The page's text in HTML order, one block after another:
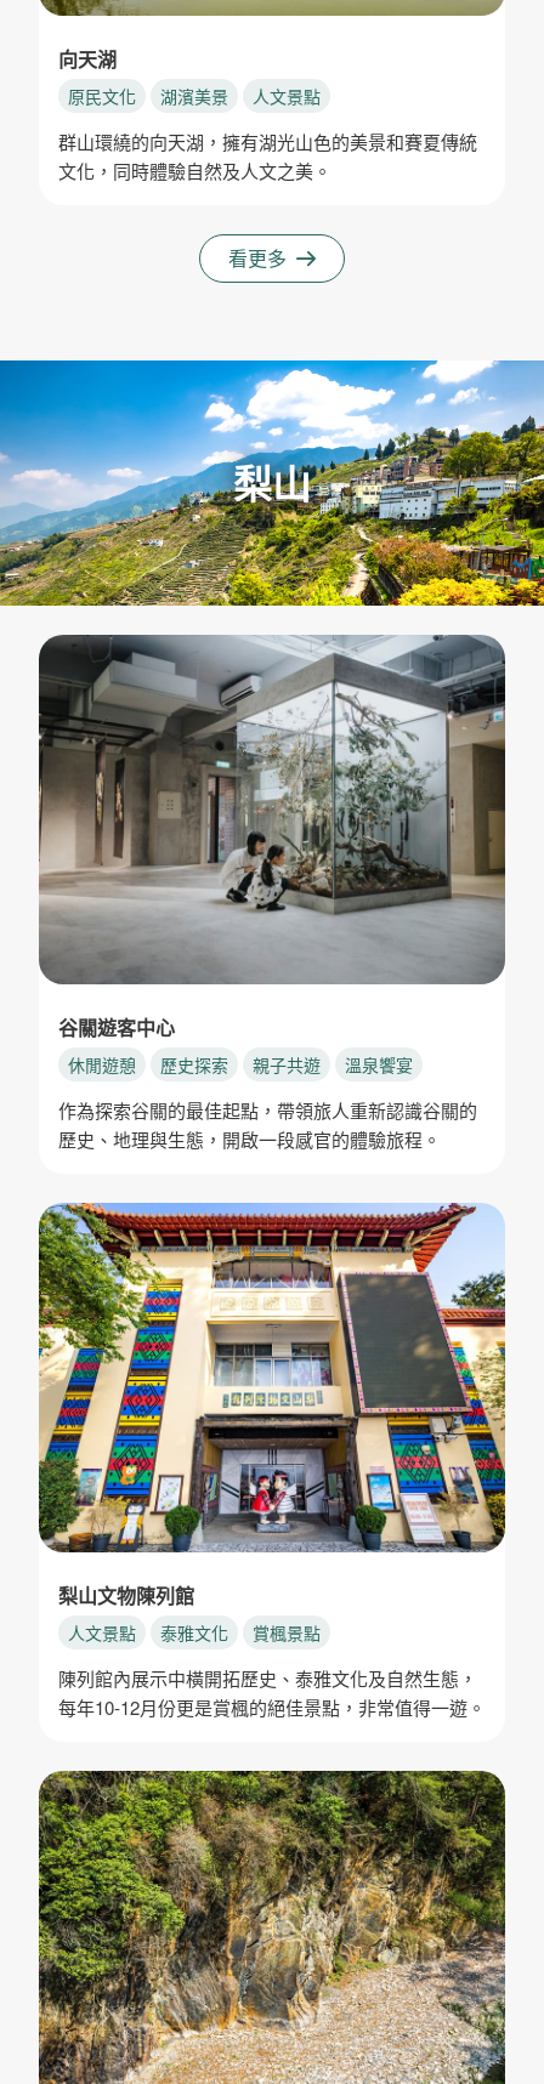
向天湖
原民文化 湖濱美景 人文景點
群山環繞的向天湖，擁有湖光山色的美景和賽夏傳統
文化，同時體驗自然及人文之美。
看更多
梨山
谷關遊客中心
休閒遊憩 歷史探索 親子共遊 溫泉饗宴
作為探索谷關的最佳起點，帶領旅人重新認識谷關的
歷史、地理與生態，開啟一段感官的體驗旅程。
梨山文物陳列館
人文景點 泰雅文化 賞楓景點
陳列館內展示中橫開拓歷史、泰雅文化及自然生態，
每年10-12月份更是賞楓的絕佳景點，非常值得一遊。